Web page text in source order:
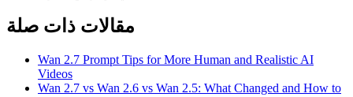
مقالات ذات صلة
Wan 2.7 Prompt Tips for More Human and Realistic AI
Videos
Wan 2.7 vs Wan 2.6 vs Wan 2.5: What Changed and How to